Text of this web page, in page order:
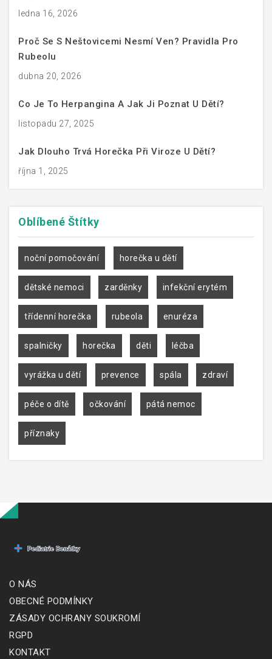
ledna 16, 2026
Proč Se S Neštovicemi Nesmí Ven? Pravidla Pro
Rubeolu
dubna 20, 2026
Co Je To Herpangina A Jak Ji Poznat U Dětí?
listopadu 27, 2025
Jak Dlouho Trvá Horečka Při Viroze U Dětí?
října 1, 2025
Oblíbené Štítky
noční pomočování horečka u dětí
dětské nemoci zarděnky infekční erytém
třídenní horečka rubeola enuréza
spalničky horečka děti léčba
vyrážka u dětí prevence spála zdraví
péče o dítě očkování pátá nemoc
příznaky
O NÁS
OBECNÉ PODMÍNKY
ZÁSADY OCHRANY SOUKROMÍ
RGPD
KONTAKT